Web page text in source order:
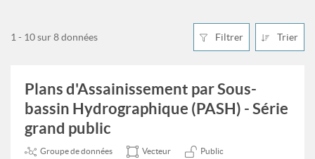
Filtrer Trier
1 - 10 sur 8 données
Plans d'Assainissement par Sous-
bassin Hydrographique (PASH) - Série
grand public
Groupe de données Vecteur Public